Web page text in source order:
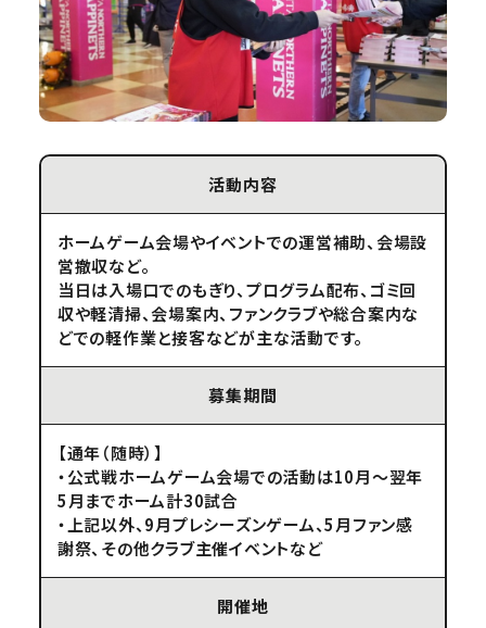
活動内容
ホームゲーム会場やイベントでの運営補助、会場設
営撤収など。
当日は入場口でのもぎり、プログラム配布、ゴミ回
収や軽清掃、会場案内、ファンクラブや総合案内な
どでの軽作業と接客などが主な活動です。
募集期間
【通年（随時）】
・公式戦ホームゲーム会場での活動は10月～翌年
5月までホーム計30試合
・上記以外、9月プレシーズンゲーム、5月ファン感
謝祭、その他クラブ主催イベントなど
開催地